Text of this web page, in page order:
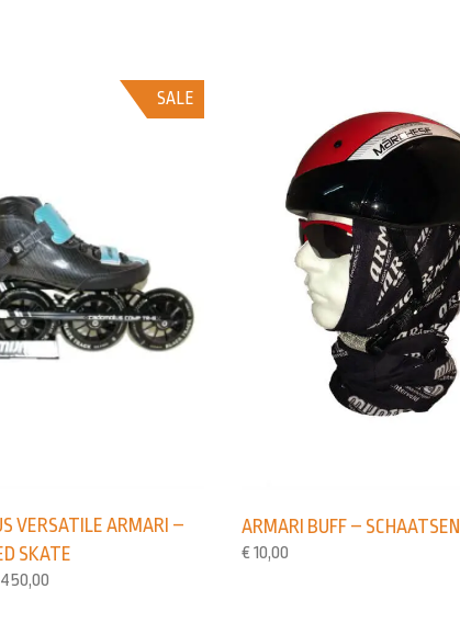
SALE
VERSATILE ARMARI –
SKATE
450,00
ARMARI BUFF – SCHAATSEN
€ 10,00